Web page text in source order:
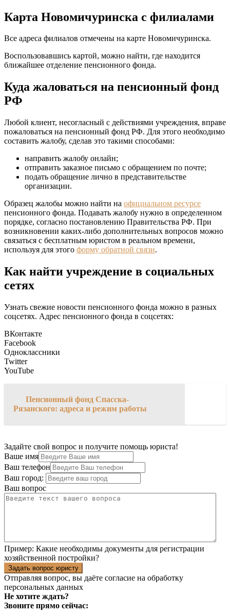
Карта Новомичуринска с филиалами
Все адреса филиалов отмечены на карте Новомичуринска.
Воспользовавшись картой, можно найти, где находится
ближайшее отделение пенсионного фонда.
Куда жаловаться на пенсионный фонд
РФ
Любой клиент, несогласный с действиями учреждения, вправе
пожаловаться на пенсионный фонд РФ. Для этого необходимо
составить жалобу, сделав это такими способами:
направить жалобу онлайн;
отправить заказное письмо с обращением по почте;
подать обращение лично в представительстве
организации.
Образец жалобы можно найти на официальном ресурсе
пенсионного фонда. Подавать жалобу нужно в определенном
порядке, согласно постановлению Правительства РФ. При
возникновении каких-либо дополнительных вопросов можно
связаться с бесплатным юристом в реальном времени,
используя для этого форму обратной связи.
Как найти учреждение в социальных
сетях
Узнать свежие новости пенсионного фонда можно в разных
соцсетях. Адрес пенсионного фонда в соцсетях:
ВКонтакте
Facebook
Одноклассники
Twitter
YouTube
Пенсионный фонд Спасска-
Рязанского: адреса и режим работы
Задайте свой вопрос и получите помощь юриста!
Ваше имя
Ваш телефон
Ваш город:
Ваш вопрос
Пример: Какие необходимы документы для регистрации
хозяйственной постройки?
Задать вопрос юристу
Отправляя вопрос, вы даёте согласие на обработку
персональных данных
Не хотите ждать?
Звоните прямо сейчас: